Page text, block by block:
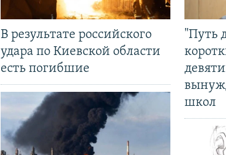
В результате российского
удара по Киевской области
есть погибшие
"Путь
школ